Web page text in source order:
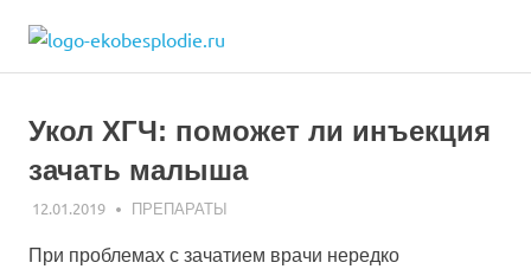
content
и
лечении
бесплодия
Укол ХГЧ: поможет ли инъекция
зачать малыша
12.01.2019 ЭКО-1
ПРЕПАРАТЫ
При проблемах с зачатием врачи нередко